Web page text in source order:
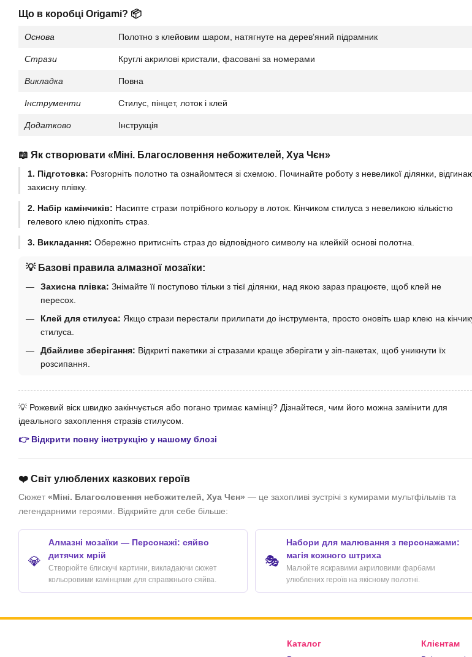
Що в коробці Origami? 📦
Основа Полотно з клейовим шаром, натягнуте на деревʼяний підрамник
Стрази Круглі акрилові кристали, фасовані за номерами
Викладка Повна
Інструменти Стилус, пінцет, лоток і клей
Додатково Інструкція
📖 Як створювати «Міні. Благословення небожителей, Хуа Чєн»
1. Підготовка: Розгорніть полотно та ознайомтеся зі схемою. Починайте роботу з невеликої ділянки,
захисну плівку.
2. Набір камінчиків: Насипте стрази потрібного кольору в лоток. Кінчиком стилуса з невеликою кількістю
гелевого клею підхопіть страз.
3. Викладання: Обережно притисніть страз до відповідного символу на клейкій основі полотна.
💡 Базові правила алмазної мозаїки:
Захисна плівка: Знімайте її поступово тільки з тієї ділянки, над якою зараз працюєте, щоб клей не
пересох.
Клей для стилуса: Якщо стрази перестали прилипати до інструмента, просто оновіть шар клею на
стилуса.
Дбайливе зберігання: Відкриті пакетики зі стразами краще зберігати у зіп-пакетах, щоб уникнути їх
розсипання.
💡 Рожевий віск швидко закінчується або погано тримає камінці? Дізнайтеся, чим його можна замінити для
ідеального захоплення стразів стилусом.
👉 Відкрити повну інструкцію у нашому блозі
❤️ Світ улюблених казкових героїв
Сюжет «Міні. Благословення небожителей, Хуа Чєн» — це захопливі зустрічі з кумирами мультфільмів та
легендарними героями. Відкрийте для себе більше:
💎
Алмазні мозаїки — Персонажі: сяйво
дитячих мрій
Створюйте блискучі картини, викладаючи сюжет
кольоровими камінцями для справжнього сяйва.
🎭
Набори для малювання з персонажами:
магія кожного штриха
Малюйте яскравими акриловими фарбами
улюблених героїв на якісному полотні.
Каталог Клієнтам